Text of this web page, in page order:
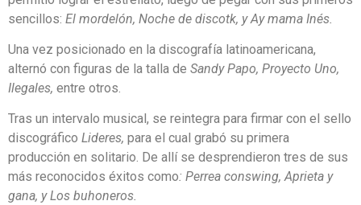
sencillos: El mordelón, Noche de discotk, y Ay mama Inés.
Una vez posicionado en la discografía latinoamericana,
alternó con figuras de la talla de Sandy Papo, Proyecto Uno,
Ilegales, entre otros.
Tras un intervalo musical, se reintegra para firmar con el sello
discográfico Lideres, para el cual grabó su primera
producción en solitario. De allí se desprendieron tres de sus
más reconocidos éxitos como: Perrea conswing, Aprieta y
gana, y Los buhoneros.